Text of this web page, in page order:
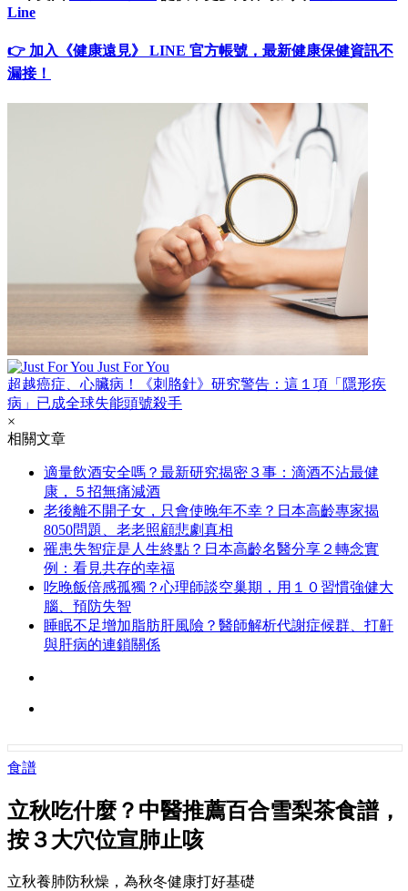
Line
👉 加入《健康遠見》 LINE 官方帳號，最新健康保健資訊不
漏接！
Just For You
超越癌症、心臟病！《刺胳針》研究警告：這１項「隱形疾
病」已成全球失能頭號殺手
×
相關文章
適量飲酒安全嗎？最新研究揭密３事：滴酒不沾最健
康，５招無痛減酒
老後離不開子女，只會使晚年不幸？日本高齡專家揭
8050問題、老老照顧悲劇真相
罹患失智症是人生終點？日本高齡名醫分享２轉念實
例：看見共存的幸福
吃晚飯倍感孤獨？心理師談空巢期，用１０習慣強健大
腦、預防失智
睡眠不足增加脂肪肝風險？醫師解析代謝症候群、打鼾
與肝病的連鎖關係
食譜
立秋吃什麼？中醫推薦百合雪梨茶食譜，
按３大穴位宣肺止咳
立秋養肺防秋燥，為秋冬健康打好基礎